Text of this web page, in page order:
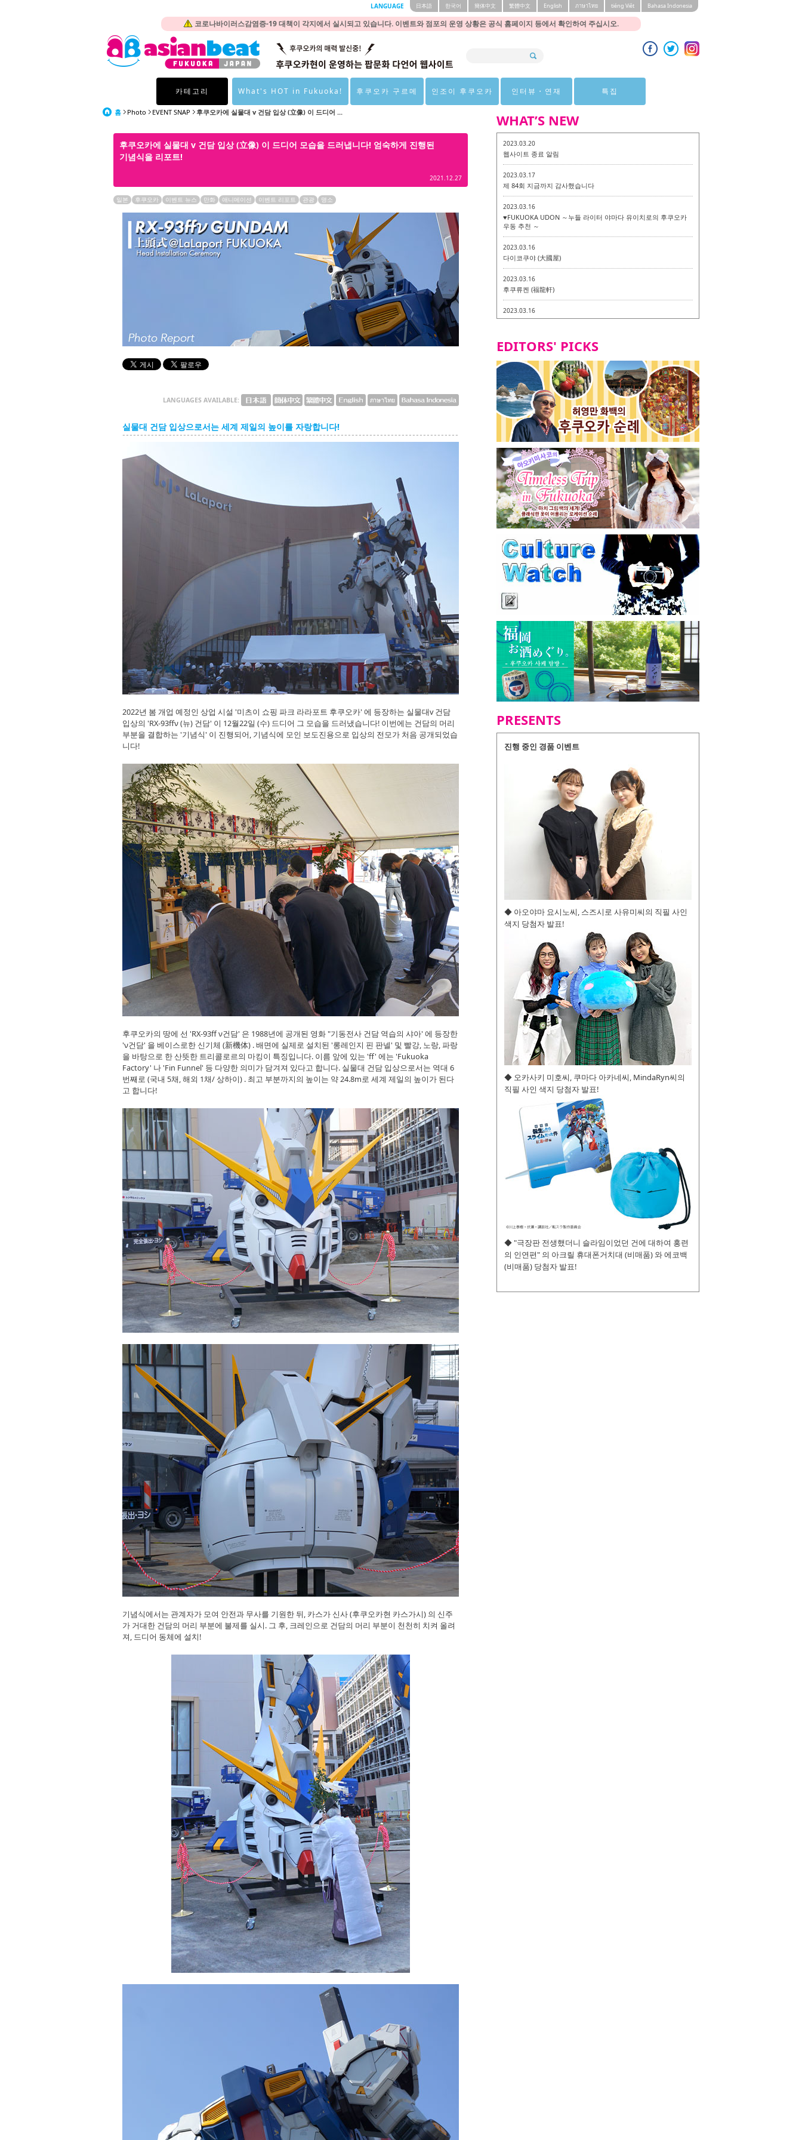
코로나바이러스감염증-19 대책이 각지에서 실시되고 있습니다. 이벤트와 점포의 운영 상황은 공식 홈페이지 등에서 확인하여 주십시오.
LANGUAGE 日本語 한국어 簡体中文 繁體中文 English ภาษาไทย tiéng Viêt Bahasa Indonesia
카테고리 What's HOT in Fukuoka! 후쿠오카 구르메 인조이 후쿠오카 인터뷰・연재 특집
홈 Photo EVENT SNAP 후쿠오카에 실물대 v 건담 입상 (立像) 이 드디어 ...
후쿠오카에 실물대 v 건담 입상 (立像) 이 드디어 모습을 드러냅니다! 엄숙하게 진행된
기념식을 리포트!
2021.12.27
일본 후쿠오카 이벤트 뉴스 만화 애니메이션 이벤트 리포트 관광 명소
LANGUAGES AVAILABLE:
실물대 건담 입상으로서는 세계 제일의 높이를 자랑합니다!
2022년 봄 개업 예정인 상업 시설 '미츠이 쇼핑 파크 라라포트 후쿠오카' 에 등장하는 실물대v 건담
입상의 'RX-93ffν (뉴) 건담' 이 12월22일 (수) 드디어 그 모습을 드러냈습니다! 이번에는 건담의 머리
부분을 결합하는 '기념식' 이 진행되어, 기념식에 모인 보도진용으로 입상의 전모가 처음 공개되었습
니다!
후쿠오카의 땅에 선 'RX-93ff ν건담' 은 1988년에 공개된 영화 "기동전사 건담 역습의 샤아' 에 등장한
'ν건담' 을 베이스로한 신기체 (新機体) . 배면에 실제로 설치된 '롱레인지 핀 판넬' 및 빨강, 노랑, 파랑
을 바탕으로 한 산뜻한 트리콜로르의 마킹이 특징입니다. 이름 앞에 있는 'ff' 에는 'Fukuoka
Factory' 나 'Fin Funnel' 등 다양한 의미가 담겨져 있다고 합니다. 실물대 건담 입상으로서는 역대 6
번째로 (국내 5채, 해외 1채/ 상하이) . 최고 부분까지의 높이는 약 24.8m로 세계 제일의 높이가 된다
고 합니다!
기념식에서는 관계자가 모여 안전과 무사를 기원한 뒤, 카스가 신사 (후쿠오카현 카스가시) 의 신주
가 거대한 건담의 머리 부분에 불제를 실시. 그 후, 크레인으로 건담의 머리 부분이 천천히 치켜 올려
져, 드디어 동체에 설치!
WHAT’S NEW
2023.03.20
웹사이트 종료 알림
2023.03.17
제 84회 지금까지 감사했습니다
2023.03.16
♥FUKUOKA UDON ～누들 라이터 야마다 유이치로의 후쿠오카
우동 추천 ～
2023.03.16
다이코쿠야 (大國屋)
2023.03.16
후쿠류켄 (福龍軒)
2023.03.16
후쿠오카 라멘 월드 - Presented by 누들 라이터 야마다 유이치로
2023.03.07
비건・베지테리언 메뉴 시식 투어 in 후쿠오카시
2023.03.07
이소기요카라즈 하카타 본점 / 磯ぎよからず 博多本店 - 비건・베
지테리언 메뉴 시식투어 in 후쿠오카시 -
2023.03.02
little stand 다이묘점 -비건・베지테리언 메뉴 시식투어 in 후쿠오
카시
2023.02.28
토치쿠켄 오리오본사 우동점 / 東筑軒 折尾本社うどん店
EDITORS' PICKS
PRESENTS
진행 중인 경품 이벤트
◆ 아오야마 요시노씨, 스즈시로 사유미씨의 직필 사인
색지 당첨자 발표!
◆ 오카사키 미호씨, 쿠마다 아카네씨, MindaRyn씨의
직필 사인 색지 당첨자 발표!
◆ "극장판 전생했더니 슬라임이었던 건에 대하여 홍련
의 인연편" 의 아크릴 휴대폰거치대 (비매품) 와 에코백
(비매품) 당첨자 발표!